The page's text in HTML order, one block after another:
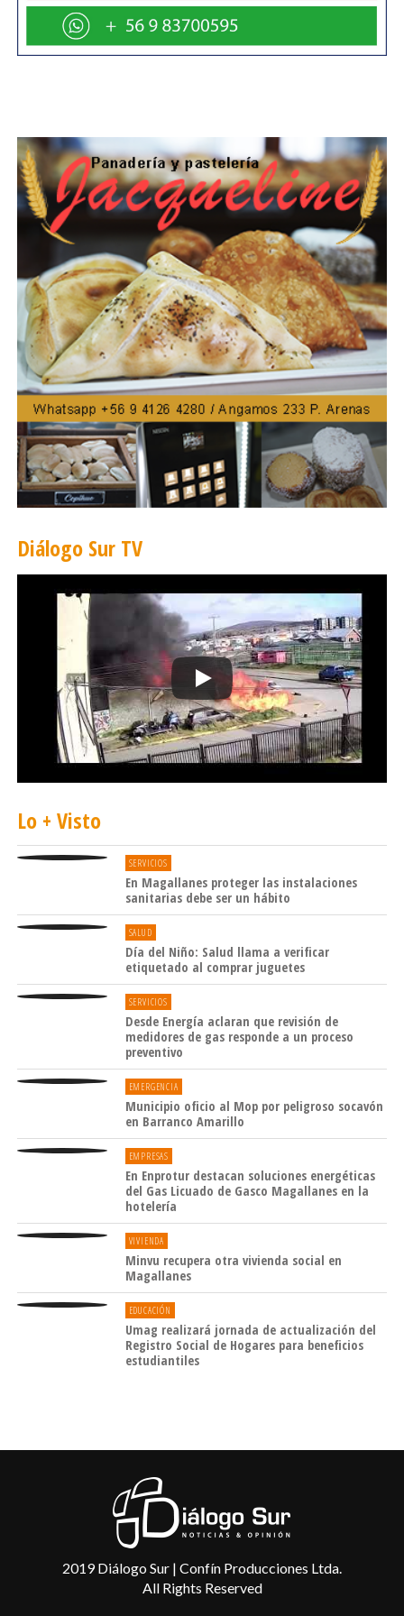
clásica, pero también acercando este repertorio a
nuevos públicos. Invitamos a la comunidad a retirar sus
entradas con anticipación y, especialmente en los
normas del teatro: no ingresar alimentos, mantener los
teléfonos celulares apagados y guardar silencio durante
toda la presentación».
Beatrice Berthold es una de las principales
representantes de la escena pianística alemana desde la
década de 1990. Ha sido distinguida por el Consejo
Nacional de Música de Alemania, obtuvo el Premio de la
Crítica Discográfica Alemana e inauguró la serie de
conciertos para piano y orquesta transmitida por la
televisión pública alemana ARD en homenaje a Serguéi
Rachmaninov. Este año también abrió la temporada de
piano del Teatro Zoco de Santiago. En Punta Arenas
presentará el recital «Pasión Iberoamericana», con obras
de Enrique Granados, Joaquín Turina, Isaac Albéniz y
Heitor Villa-Lobos.
Diálogo Sur TV
Lo + Visto
SERVICIOS
En Magallanes proteger las instalaciones
sanitarias debe ser un hábito
SALUD
Día del Niño: Salud llama a verificar
etiquetado al comprar juguetes
SERVICIOS
Desde Energía aclaran que revisión de
medidores de gas responde a un proceso
preventivo
EMERGENCIA
Municipio oficio al Mop por peligroso socavón
en Barranco Amarillo
EMPRESAS
En Enprotur destacan soluciones energéticas
del Gas Licuado de Gasco Magallanes en la
hotelería
VIVIENDA
Minvu recupera otra vivienda social en
Magallanes
EDUCACIÓN
Umag realizará jornada de actualización del
Registro Social de Hogares para beneficios
estudiantiles
2019 Diálogo Sur | Confín Producciones Ltda.
All Rights Reserved